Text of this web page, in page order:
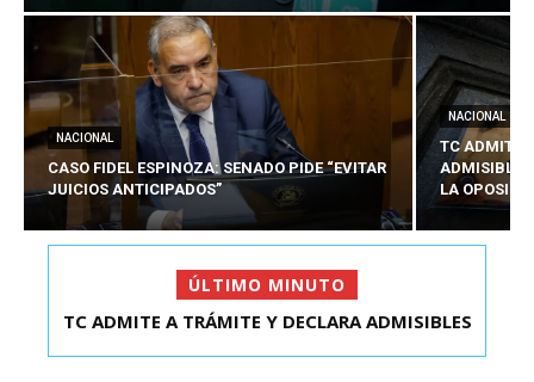
NACIONAL
CASO FIDEL ESPINOZA: SENADO PIDE “EVITAR
JUICIOS ANTICIPADOS”
NACIONAL
TC ADMITE
ADMISIBLES
LA
ÚLTIMO MINUTO
EXDIPUTADO LAVÍN SALIÓ DE CAPITÁN YÁBER
TC ADMITE A TRÁMITE Y DECLARA ADMISIBLES